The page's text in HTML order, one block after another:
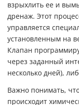
взрыхлить ее и
дренаж. Этот
управляется
установленным на
Клапан
через заданный
несколько дней),
Важно понимать,
происходит